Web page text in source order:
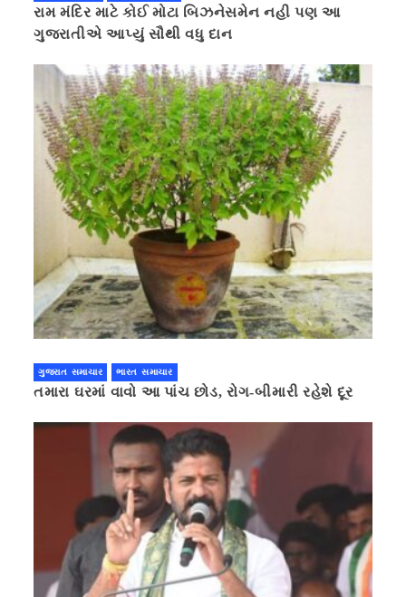
રામ મંદિર માટે કોઈ મોટા બિઝનેસમેન નહી પણ આ
ગુજરાતીએ આપ્યું સૌથી વધુ દાન
ગુજરાત સમાચાર ભારત સમાચાર
તમારા ઘરમાં વાવો આ પાંચ છોડ, રોગ-બીમારી રહેશે દૂર